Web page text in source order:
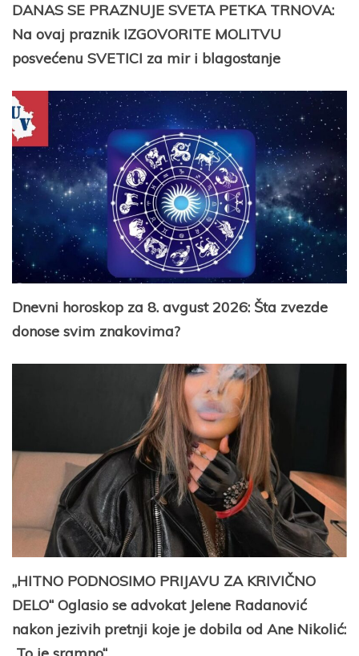
DANAS SE PRAZNUJE SVETA PETKA TRNOVA:
Na ovaj praznik IZGOVORITE MOLITVU
posvećenu SVETICI za mir i blagostanje
Dnevni horoskop za 8. avgust 2026: Šta zvezde
donose svim znakovima?
„HITNO PODNOSIMO PRIJAVU ZA KRIVIČNO
DELO“ Oglasio se advokat Jelene Radanović
nakon jezivih pretnji koje je dobila od Ane Nikolić: